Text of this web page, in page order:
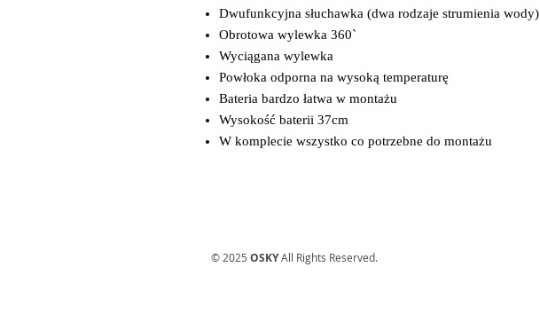
Dwufunkcyjna słuchawka (dwa rodzaje strumienia wody)
Obrotowa wylewka 360`
Wyciągana wylewka
Powłoka odporna na wysoką temperaturę
Bateria bardzo łatwa w montażu
Wysokość baterii 37cm
W komplecie wszystko co potrzebne do montażu
© 2025 OSKYAll Rights Reserved.